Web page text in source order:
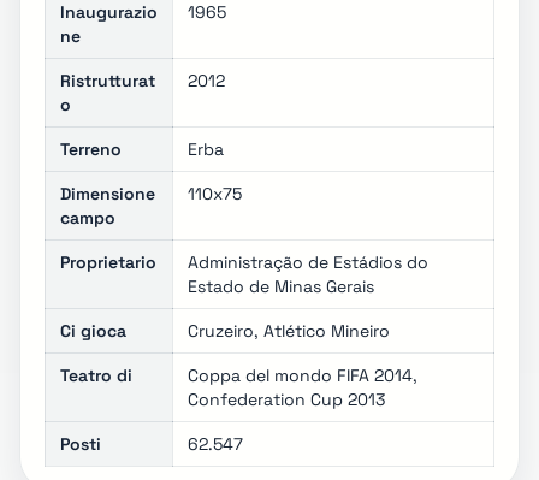
Inaugurazio
ne
1965
Ristrutturat
o
2012
Terreno Erba
Dimensione
campo
110x75
Proprietario
Administração de Estádios do
Estado de Minas Gerais
Ci gioca Cruzeiro, Atlético Mineiro
Teatro di
Coppa del mondo FIFA 2014,
Confederation Cup 2013
Posti 62.547